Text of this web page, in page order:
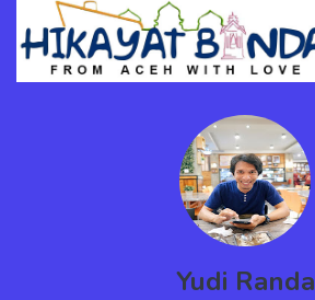
Yudi Randa